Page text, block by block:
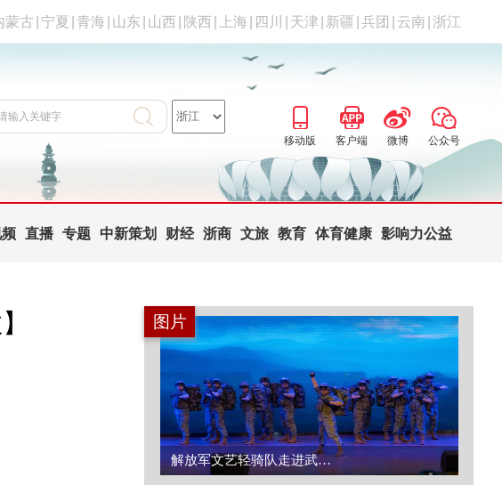
蒙古 宁夏 青海 山东 山西 陕西 上海 四川 天津 新疆 兵团 云南 浙江
移动版 客户端 微博 公众号
直播 专题 中新策划 财经 浙商 文旅 教育 体育健康 影响力公益
图片
浙江首部残疾人题材音乐剧排练：无声中绽放“光芒”...